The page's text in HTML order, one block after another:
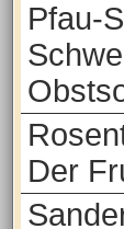
Pfau-
Der